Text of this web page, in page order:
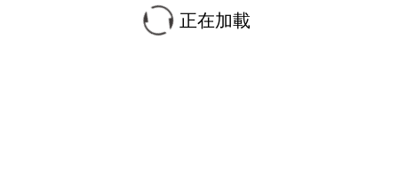
正在加載